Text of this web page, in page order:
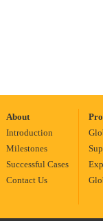
About
Introduction
Milestones
Successful Cases
Contact Us